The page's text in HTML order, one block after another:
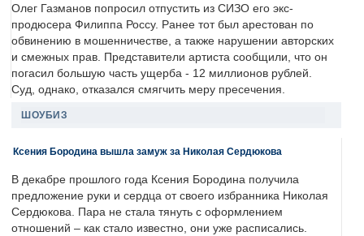
Олег Газманов попросил отпустить из СИЗО его экс-
продюсера Филиппа Россу. Ранее тот был арестован по
обвинению в мошенничестве, а также нарушении авторских
и смежных прав. Представители артиста сообщили, что он
погасил большую часть ущерба - 12 миллионов рублей.
Суд, однако, отказался смягчить меру пресечения.
ШОУБИЗ
Ксения Бородина вышла замуж за Николая Сердюкова
В декабре прошлого года Ксения Бородина получила
предложение руки и сердца от своего избранника Николая
Сердюкова. Пара не стала тянуть с оформлением
отношений – как стало известно, они уже расписались.